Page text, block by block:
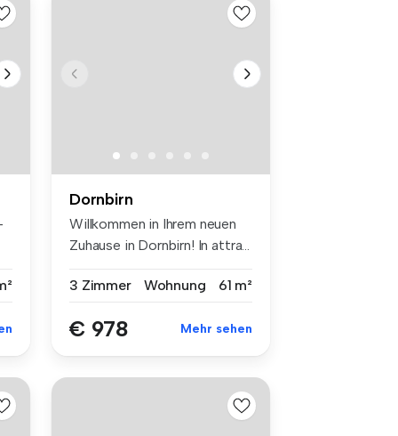
Dornbirn
Willkommen in Ihrem neuen
Zuhause in Dornbirn! In attra...
3 Zimmer Wohnung 61 m²
€ 978 Mehr sehen